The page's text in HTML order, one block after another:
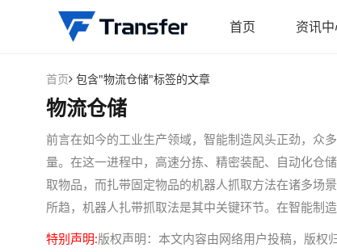
首页 资讯
首页 包含"物流仓储"标签的文章
物流仓储
前言在如今的工业生产领域，智能制造风头正劲，众
量。在这一进程中，高速分拣、精密装配、自动化仓
取物品，而扎带固定物品的机器人抓取方法在诸多场
所趋，机器人扎带抓取法是其中关键环节。在智能制
特别声明:版权声明：本文内容由网络用户投稿，版权